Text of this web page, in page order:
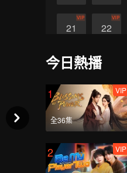
21
VIP
22
VIP
今日熱播
1
全36集
VIP
2 VIP